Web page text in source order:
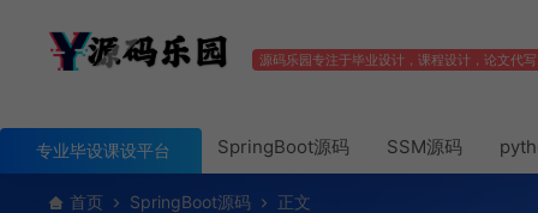
源码乐园专注于毕业设计，课程设计，论文代写
专业毕设课设平台 SpringBoot源码 SSM源码
首页 SpringBoot源码 正文